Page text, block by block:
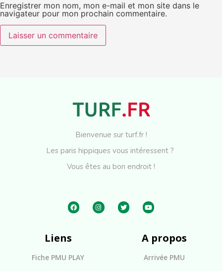
Enregistrer mon nom, mon e-mail et mon site dans le
navigateur pour mon prochain commentaire.
Bienvenue sur turf.fr !
Les paris hippiques vous intéressent ?
Vous êtes au bon endroit !
Liens
Fiche PMU PLAY
A propos
Arrivée PMU